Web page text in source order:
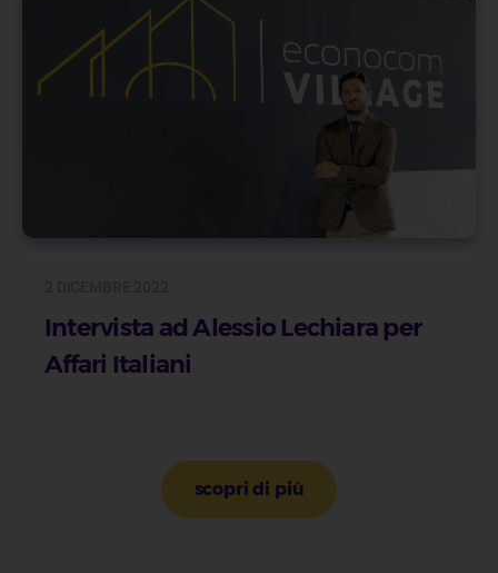
Intervista ad Alessio Lechiara per
Affari Italiani
scopri di più